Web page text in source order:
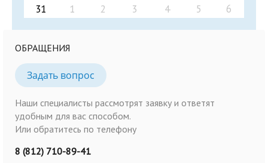
31
1 2 3 4 5 6
ОБРАЩЕНИЯ
Задать вопрос
Наши специалисты рассмотрят заявку и ответят
удобным для вас способом.
Или обратитесь по телефону
8 (812) 710-89-41